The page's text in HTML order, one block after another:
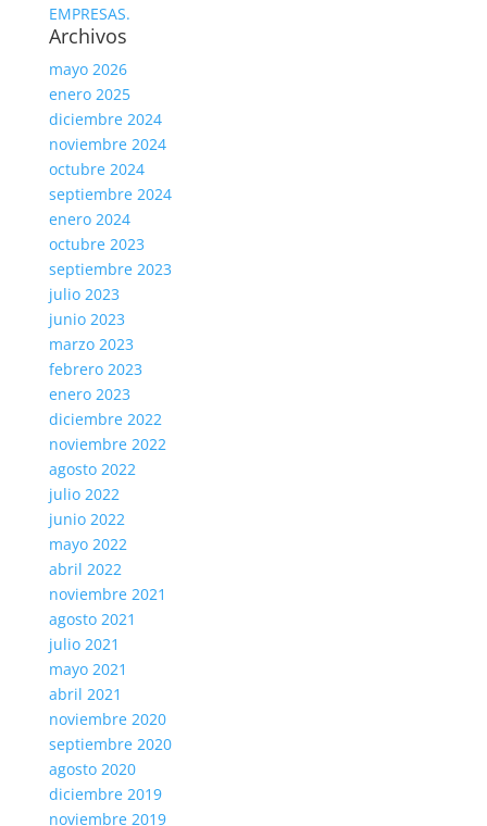
EMPRESAS.
Archivos
mayo 2026
enero 2025
diciembre 2024
noviembre 2024
octubre 2024
septiembre 2024
enero 2024
octubre 2023
septiembre 2023
julio 2023
junio 2023
marzo 2023
febrero 2023
enero 2023
diciembre 2022
noviembre 2022
agosto 2022
julio 2022
junio 2022
mayo 2022
abril 2022
noviembre 2021
agosto 2021
julio 2021
mayo 2021
abril 2021
noviembre 2020
septiembre 2020
agosto 2020
diciembre 2019
noviembre 2019